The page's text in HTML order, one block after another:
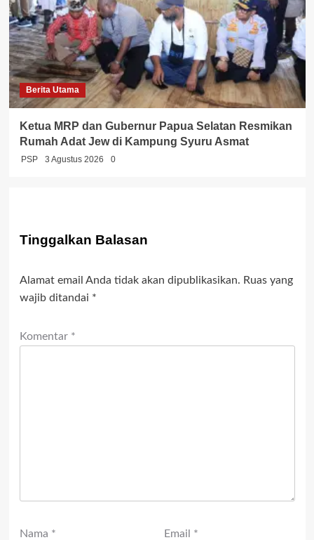
Berita Utama
Ketua MRP dan Gubernur Papua Selatan Resmikan
Rumah Adat Jew di Kampung Syuru Asmat
PSP 3 Agustus 2026 0
Tinggalkan Balasan
Alamat email Anda tidak akan dipublikasikan. Ruas yang
wajib ditandai *
Komentar *
Nama * Email *